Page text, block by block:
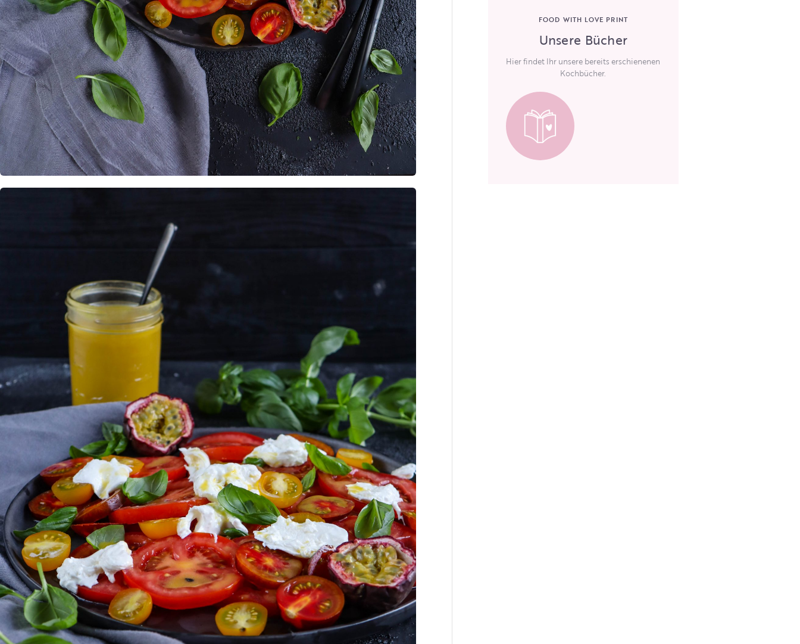
FOOD WITH LOVE PRINT
Unsere Bücher
Hier findet Ihr unsere bereits erschienenen
Kochbücher.